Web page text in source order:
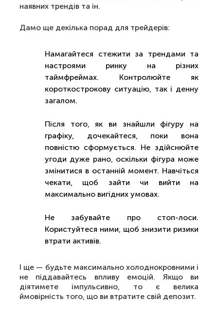
наявних трендів та ін.
Дамо ще декілька порад для трейдерів:
Намагайтеся стежити за трендами та
настроями ринку на різних
таймфреймах. Контролюйте як
короткострокову ситуацію, так і денну
загалом.
Після того, як ви знайшли фігуру на
графіку, дочекайтеся, поки вона
повністю сформується. Не здійснюйте
угоди дуже рано, оскільки фігура може
змінитися в останній момент. Навчіться
чекати, щоб зайти чи вийти на
максимально вигідних умовах.
Не забувайте про стоп-лоси.
Користуйтеся ними, щоб знизити ризики
втрати активів.
І ще — будьте максимально холоднокровними і
не піддавайтесь впливу емоцій. Якщо ви
діятимете імпульсивно, то є велика
ймовірність того, що ви втратите свій депозит.